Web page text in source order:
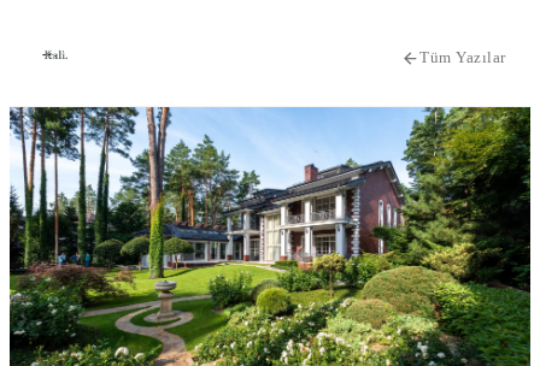
Tüm Yazılar